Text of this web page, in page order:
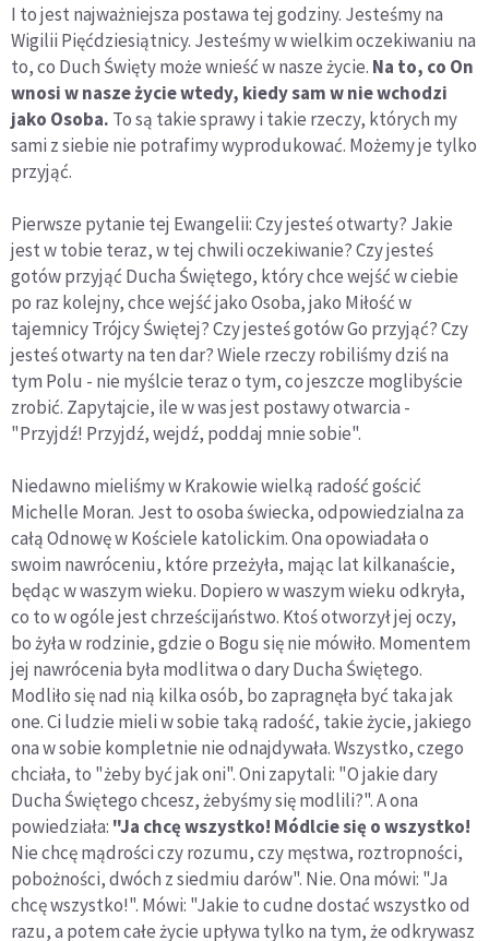
I to jest najważniejsza postawa tej godziny. Jesteśmy na
Wigilii Pięćdziesiątnicy. Jesteśmy w wielkim oczekiwaniu na
to, co Duch Święty może wnieść w nasze życie. Na to, co On
wnosi w nasze życie wtedy, kiedy sam w nie wchodzi
jako Osoba. To są takie sprawy i takie rzeczy, których my
sami z siebie nie potrafimy wyprodukować. Możemy je tylko
przyjąć.
Pierwsze pytanie tej Ewangelii: Czy jesteś otwarty? Jakie
jest w tobie teraz, w tej chwili oczekiwanie? Czy jesteś
gotów przyjąć Ducha Świętego, który chce wejść w ciebie
po raz kolejny, chce wejść jako Osoba, jako Miłość w
tajemnicy Trójcy Świętej? Czy jesteś gotów Go przyjąć? Czy
jesteś otwarty na ten dar? Wiele rzeczy robiliśmy dziś na
tym Polu - nie myślcie teraz o tym, co jeszcze moglibyście
zrobić. Zapytajcie, ile w was jest postawy otwarcia -
"Przyjdź! Przyjdź, wejdź, poddaj mnie sobie".
Niedawno mieliśmy w Krakowie wielką radość gościć
Michelle Moran. Jest to osoba świecka, odpowiedzialna za
całą Odnowę w Kościele katolickim. Ona opowiadała o
swoim nawróceniu, które przeżyła, mając lat kilkanaście,
będąc w waszym wieku. Dopiero w waszym wieku odkryła,
co to w ogóle jest chrześcijaństwo. Ktoś otworzył jej oczy,
bo żyła w rodzinie, gdzie o Bogu się nie mówiło. Momentem
jej nawrócenia była modlitwa o dary Ducha Świętego.
Modliło się nad nią kilka osób, bo zapragnęła być taka jak
one. Ci ludzie mieli w sobie taką radość, takie życie, jakiego
ona w sobie kompletnie nie odnajdywała. Wszystko, czego
chciała, to "żeby być jak oni". Oni zapytali: "O jakie dary
Ducha Świętego chcesz, żebyśmy się modlili?". A ona
powiedziała: "Ja chcę wszystko! Módlcie się o wszystko!
Nie chcę mądrości czy rozumu, czy męstwa, roztropności,
pobożności, dwóch z siedmiu darów". Nie. Ona mówi: "Ja
chcę wszystko!". Mówi: "Jakie to cudne dostać wszystko od
razu, a potem całe życie upływa tylko na tym, że odkrywasz